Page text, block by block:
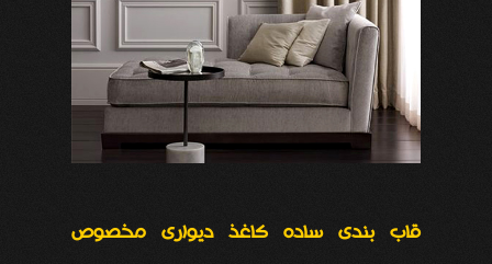
قاب‌ بندی ساده کاغذ دیواری مخصوص